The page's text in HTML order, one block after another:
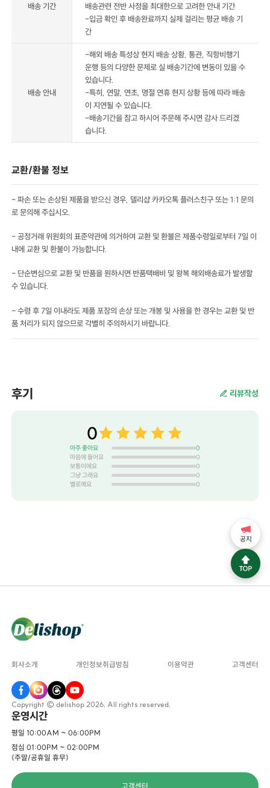
배송 기간
배송관련 전반 사정을 최대한으로 고려한 안내 기간
-입금 확인 후 배송완료까지 실제 걸리는 평균 배송 기
간
배송 안내
-해외 배송 특성상 현지 배송 상황, 통관, 직항비행기
운행 등의 다양한 문제로 실 배송기간에 변동이 있을 수
있습니다.
-특히, 연말, 연초, 명절 연휴 현지 상황 등에 따라 배송
이 지연될 수 있습니다.
-배송기간을 참고 하시어 주문해 주시면 감사 드리겠
습니다.
교환/환불 정보
- 파손 또는 손상된 제품을 받으신 경우, 델리샵 카카오톡 플러스친구 또는 1:1 문의
로 문의해 주십시오.
- 공정거래 위원회의 표준약관에 의거하여 교환 및 환불은 제품수령일로부터 7일 이
내에 교환 및 환불이 가능합니다.
- 단순변심으로 교환 및 반품을 원하시면 반품택배비 및 왕복 해외배송료가 발생할
수 있습니다.
- 수령 후 7일 이내라도 제품 포장의 손상 또는 개봉 및 사용을 한 경우는 교환 및 반
품 처리가 되지 않으므로 각별히 주의하시기 바랍니다.
후기 리뷰작성
0
아주 좋아요
0
마음에 들어요
0
보통이에요
0
그냥 그래요
0
별로예요
0
회사소개 개인정보취급방침 이용약관 고객센터
Copyright © delishop 2026. All rights reserved.
운영시간
평일 10:00AM ~ 06:00PM
점심 01:00PM ~ 02:00PM
(주말/공휴일 휴무)
고객센터
공지